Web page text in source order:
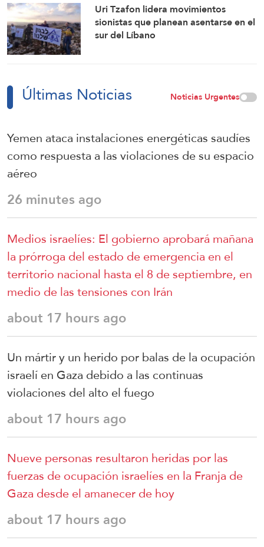
Uri Tzafon lidera movimientos
sionistas que planean asentarse en el
sur del Líbano
Últimas Noticias Noticias Urgentes
Yemen ataca instalaciones energéticas saudíes
como respuesta a las violaciones de su espacio
aéreo
26 minutes ago
Medios israelíes: El gobierno aprobará mañana
la prórroga del estado de emergencia en el
territorio nacional hasta el 8 de septiembre, en
medio de las tensiones con Irán
about 17 hours ago
Un mártir y un herido por balas de la ocupación
israelí en Gaza debido a las continuas
violaciones del alto el fuego
about 17 hours ago
Nueve personas resultaron heridas por las
fuerzas de ocupación israelíes en la Franja de
Gaza desde el amanecer de hoy
about 17 hours ago